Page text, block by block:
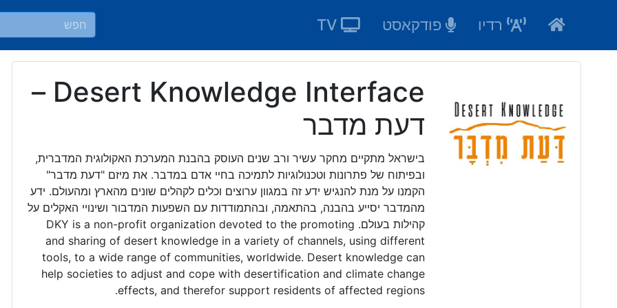
רדיו פודקאסט
Desert Knowledge Interface –
דעת מדבר
בישראל מתקיים מחקר עשיר ורב שנים העוסק בהבנת המערכת האקולוגית המדברית,
ובפיתוח של פתרונות וטכנולוגיות לתמיכה בחיי אדם במדבר. את מיזם "דעת מדבר"
הקמנו על מנת להנגיש ידע זה במגוון ערוצים וכלים לקהלים שונים מהארץ ומהעולם. ידע
מהמדבר יסייע בהבנה, בהתאמה, ובהתמודדות עם השפעות המדבור ושינויי האקלים על
קהילות בעולם. DKY is a non-profit organization devoted to the promoting
and sharing of desert knowledge in a variety of channels, using different
tools, to a wide range of communities, worldwide. Desert knowledge can
help societies to adjust and cope with desertification and climate change
effects, and therefor support residents of affected regions.